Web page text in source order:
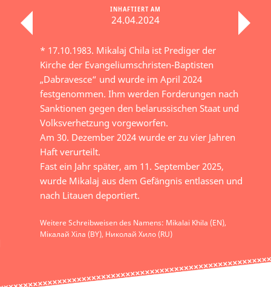
INHAFTIERT AM
24.04.2024
* 17.10.1983. Mikalaj Chila ist Prediger der
Kirche der Evangeliumschristen-Baptisten
„Dabravesce“ und wurde im April 2024
festgenommen. Ihm werden Forderungen nach
Sanktionen gegen den belarussischen Staat und
Volksverhetzung vorgeworfen.
Am 30. Dezember 2024 wurde er zu vier Jahren
Haft verurteilt.
Fast ein Jahr später, am 11. September 2025,
wurde Mikalaj aus dem Gefängnis entlassen und
nach Litauen deportiert.
Weitere Schreibweisen des Namens: Mikalai Khila (EN),
Мікалай Хіла (BY), Николай Хило (RU)